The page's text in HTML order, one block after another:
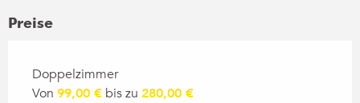
Preise
Preise 2026
Doppelzimmer
Von 99,00 € bis zu 280,00 €